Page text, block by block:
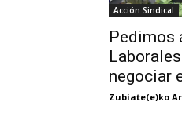
Acción Sindical
Pedimos
negociar
Zubiate(e)ko